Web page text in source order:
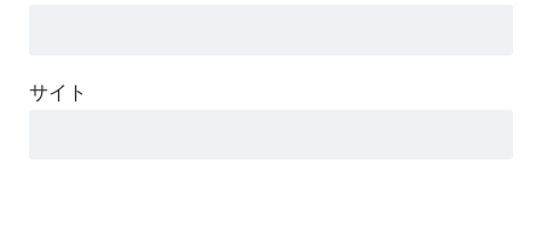
サイト